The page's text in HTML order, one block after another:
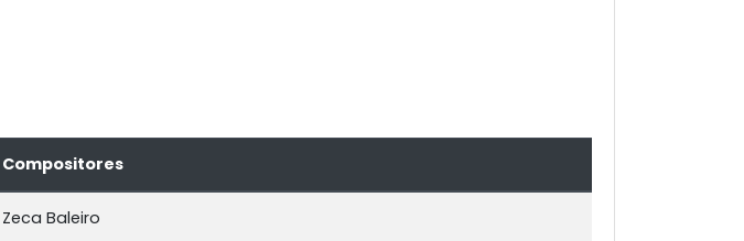
Compositores
Zeca Baleiro